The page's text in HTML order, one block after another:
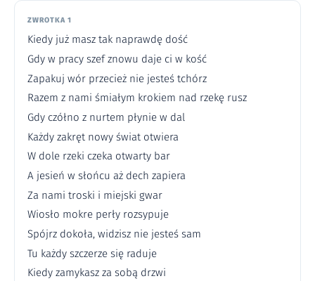
ZWROTKA 1
Kiedy już masz tak naprawdę dość
Gdy w pracy szef znowu daje ci w kość
Zapakuj wór przecież nie jesteś tchórz
Razem z nami śmiałym krokiem nad rzekę rusz
Gdy czółno z nurtem płynie w dal
Każdy zakręt nowy świat otwiera
W dole rzeki czeka otwarty bar
A jesień w słońcu aż dech zapiera
Za nami troski i miejski gwar
Wiosło mokre perły rozsypuje
Spójrz dokoła, widzisz nie jesteś sam
Tu każdy szczerze się raduje
Kiedy zamykasz za sobą drzwi